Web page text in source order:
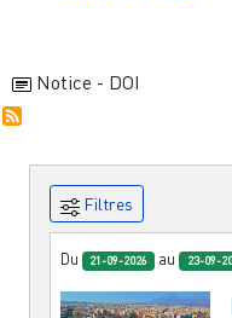
Notice - DOI
Filtres
Du 21-09-2026 au 23-09-